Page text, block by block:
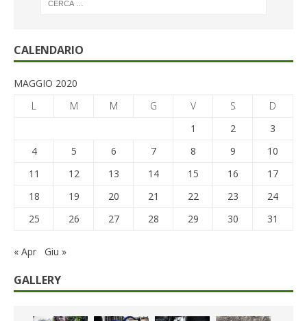
CALENDARIO
MAGGIO 2020
L
M M G V S
D
1
2
3
4
5 6 7 8 9
10
11
12 13 14 15 16
17
18
19 20 21 22 23
24
25
26 27 28 29 30 31
« Apr Giu »
GALLERY